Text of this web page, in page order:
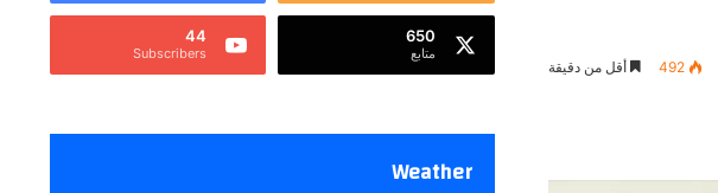
492 أقل من دقيقة
650
متابع
44
Subscribers
Weather